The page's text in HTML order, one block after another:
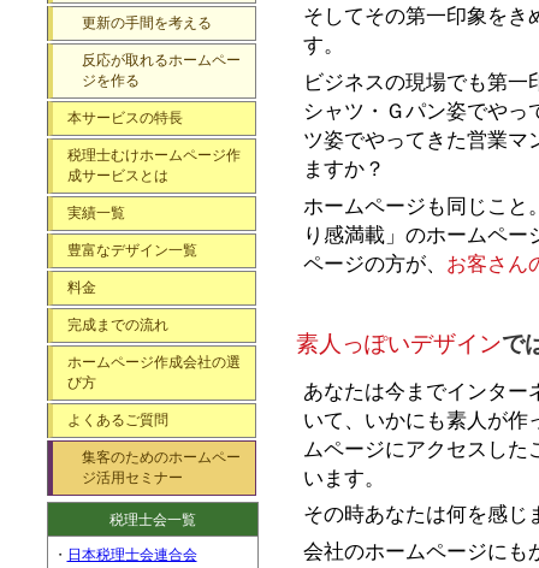
そしてその第一印象をき
す。
ビジネスの現場でも第
シャツ・Ｇパン姿でやっ
ツ姿でやってきた営業マ
ますか？
ホームページも同じこと
り感満載」のホームペー
ページの方が、 お客さん
素人っぽいデザインで
あなたは今までインター
いて、いかにも素人が作
ムページにアクセスした
います。
その時あなたは何を感じ
会社のホームページにも
更新の手間を考える
反応が取れるホームペー
ジを作る
本サービスの特長
税理士むけホームページ作
成サービスとは
実績一覧
豊富なデザイン一覧
料金
完成までの流れ
ホームページ作成会社の選
び方
よくあるご質問
集客のためのホームペー
ジ活用セミナー
税理士会一覧
・ 日本税理士会連合会